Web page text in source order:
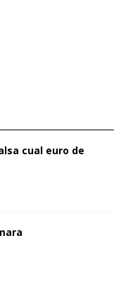
cual euro de